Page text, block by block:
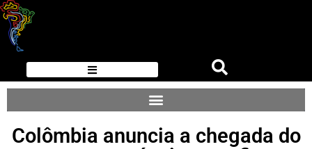
Colômbia anuncia a chegada do